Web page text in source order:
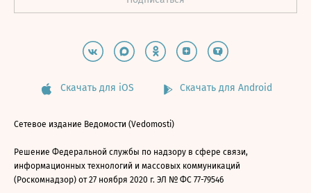
Скачать для iOS Скачать для Android
Сетевое издание Ведомости (Vedomosti)
Решение Федеральной службы по надзору в сфере связи,
информационных технологий и массовых коммуникаций
(Роскомнадзор) от 27 ноября 2020 г. ЭЛ № ФС 77-79546